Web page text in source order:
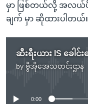
မှာ ဖြစ်တယ်လို့ အလယ်ပို
ချက် မှာ ဆိုထားပါတယ်။
by ဗွီအိုအေသတင်းဌာန
No
0:00